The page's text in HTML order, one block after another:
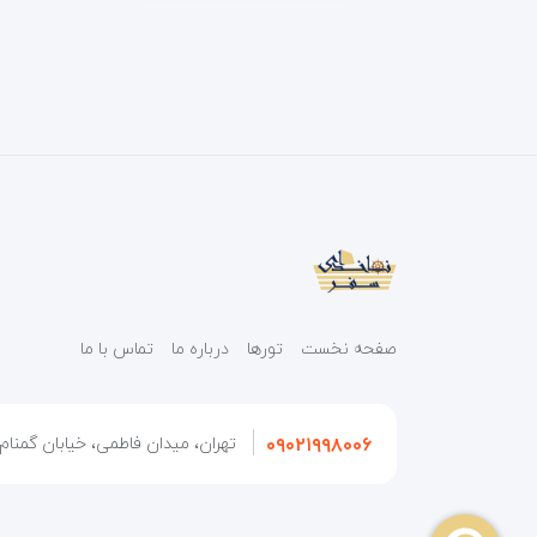
صفحه نخست تورها درباره ما تماس با ما
۰۹۰۲۱۹۹۸۰۰۶ تهران، میدان فاطمی، خیابان گمنام،